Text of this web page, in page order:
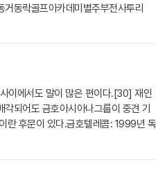
동락골프아카데미별주부전사투리
이에서도 말이 많은 편이다.[30] 재인
되어도 금호아시아나그룹이 중견 기
란 후문이 있다.금호텔레콤: 1999년 독